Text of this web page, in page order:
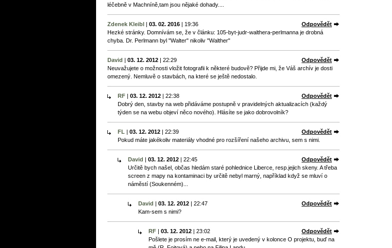
léčebně v Machníně,tam jsou nějaké dohady....
Zdenek Kleibl | 03. 02. 2016 | 19:36
Odpovědět
Hezké stránky. Domnívám se, že v článku: 105-byt-judr-walthera-perlmanna je drobná
chyba. Dr. Perlmann byl "Walter" nikoliv "Walther"
David | 03. 12. 2012 | 22:29
Odpovědět
Neuvažujete o možnosti vložit fotografii k některé budově? Přijde mi, že Váš archív je dosti
omezený. Nemluvě o stavbách, na které se ještě nedostalo.
RF | 03. 12. 2012 | 22:38
Odpovědět
Dobrý den, stavby na web přidáváme postupně v pravidelných aktualizacích (každý
týden se na webu objeví něco nového). Hlásíte se jako dobrovolník?
FL | 03. 12. 2012 | 22:39
Odpovědět
Pokud máte jakékoliv materiály vhodné pro rozšíření našeho archivu, sem s nimi.
David | 03. 12. 2012 | 22:45
Odpovědět
Určitě bych našel, občas hledám staré pohlednice Liberce, resp.jejich skeny. A třeba
screen z mapy na kontaminaci by určitě nebyl marný, například když se mluví o
náměstí (Soukenném)...
David | 03. 12. 2012 | 22:47
Odpovědět
Kam-sem s nimi?
RF | 03. 12. 2012 | 23:02
Odpovědět
Pošlete je prosím ne e-mail, který je uvedený v kolonce O projektu, buď na